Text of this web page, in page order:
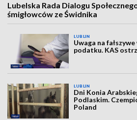
Lubelska Rada Dialogu
śmigłowców ze Świdnika
LUBLIN
Uwaga na
podatku. KAS
LUBLIN
Dni Konia
Podlaskim.
Poland